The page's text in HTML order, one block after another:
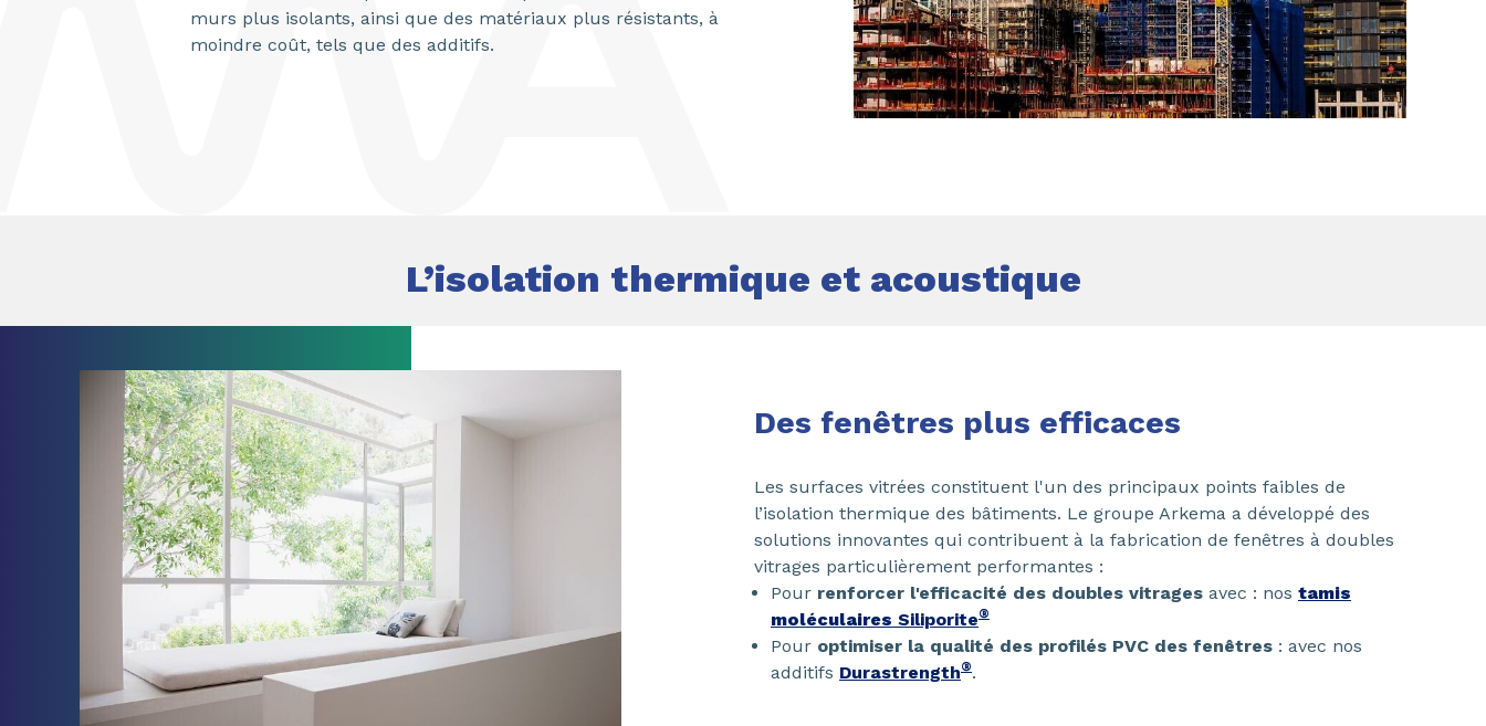
murs plus isolants, ainsi que des matériaux plus résistants, à
moindre coût, tels que des additifs.
L’isolation thermique et acoustique
Des fenêtres plus efficaces
Les surfaces vitrées constituent l'un des principaux points faibles de
l’isolation thermique des bâtiments. Le groupe Arkema a développé des
solutions innovantes qui contribuent à la fabrication de fenêtres à doubles
vitrages particulièrement performantes :
Pour renforcer l'efficacité des doubles vitrages avec : nos tamis
moléculaires Siliporite®
Pour optimiser la qualité des profilés PVC des fenêtres : avec nos
additifs Durastrength®.